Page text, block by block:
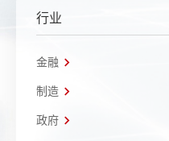
行业
金融
制造
政府